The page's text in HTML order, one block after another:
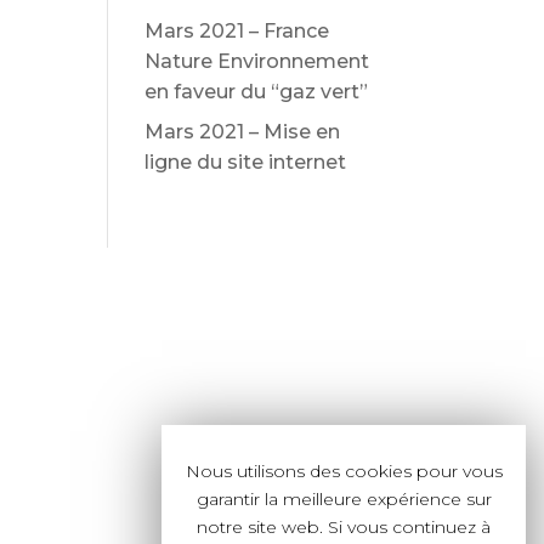
Mars 2021 – France
Nature Environnement
en faveur du “gaz vert”
Mars 2021 – Mise en
ligne du site internet
Nous utilisons des cookies pour vous
garantir la meilleure expérience sur
notre site web. Si vous continuez à